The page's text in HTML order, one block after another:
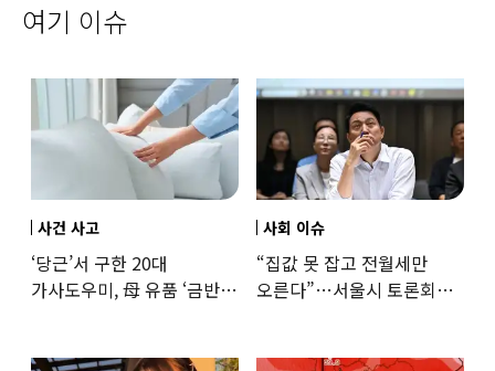
여기 이슈
사건 사고
‘당근’서 구한 20대
가사도우미, 母 유품 ‘금반지
사회 이슈
“집값 못 잡고 전월세만
오른다”…서울시 토론회서